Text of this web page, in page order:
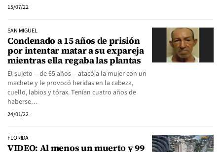
15/07/22
SAN MIGUEL
Condenado a 15 años de prisión
por intentar matar a su expareja
mientras ella regaba las plantas
El sujeto —de 65 años— atacó a la mujer con un
machete y le provocó heridas en la cabeza,
cuello, labios y tórax. Tenían cuatro años de
haberse…
24/01/22
FLORIDA
VIDEO: Al menos un muerto y 99